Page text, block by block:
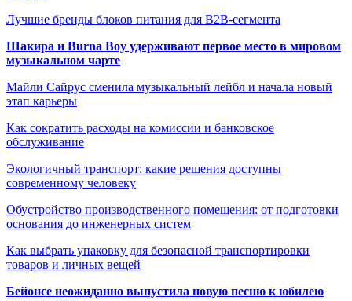
Лучшие бренды блоков питания для B2B-сегмента
Шакира и Burna Boy удерживают первое место в мировом
музыкальном чарте
Майли Сайрус сменила музыкальный лейбл и начала новый
этап карьеры
Как сократить расходы на комиссии и банковское
обслуживание
Экологичный транспорт: какие решения доступны
современному человеку
Обустройство производственного помещения: от подготовки
основания до инженерных систем
Как выбрать упаковку для безопасной транспортировки
товаров и личных вещей
Бейонсе неожиданно выпустила новую песню к юбилею